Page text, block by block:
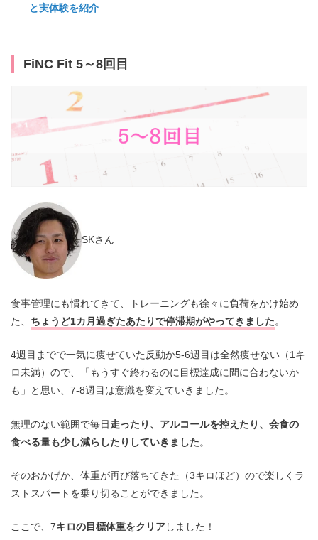
と実体験を紹介
FiNC Fit 5～8回目
SKさん
食事管理にも慣れてきて、トレーニングも徐々に負荷をかけ始め
た、 ちょうど1カ月過ぎたあたりで停滞期がやってきました。
4週目までで一気に痩せていた反動か5-6週目は全然痩せない（1キ
ロ未満）ので、「もうすぐ終わるのに目標達成に間に合わないか
も」と思い、7-8週目は意識を変えていきました。
無理のない範囲で毎日走ったり、アルコールを控えたり、会食の
食べる量も少し減らしたりしていきました。
そのおかげか、体重が再び落ちてきた（3キロほど）ので楽しくラ
ストスパートを乗り切ることができました。
ここで、7キロの目標体重をクリアしました！